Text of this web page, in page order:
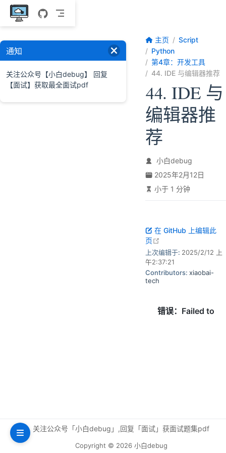
跳至主要內容
主页
Script
Python
第4章：开发工具
44. IDE 与编辑器推荐
44. IDE 与
编辑器推
荐
小白debug
2025年2月12日
小于 1 分钟
在 GitHub 上编辑此
页
上次编辑于: 2025/2/12 上
午2:37:21
Contributors: xiaobai-
tech
关注公众号「小白debug」,回复「面试」获面试题集pdf
Copyright © 2026 小白debug
通知
关注公众号【小白debug】 回复
【面试】获取最全面试pdf